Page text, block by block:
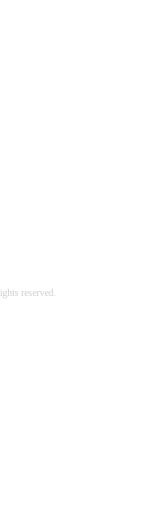
reserved.